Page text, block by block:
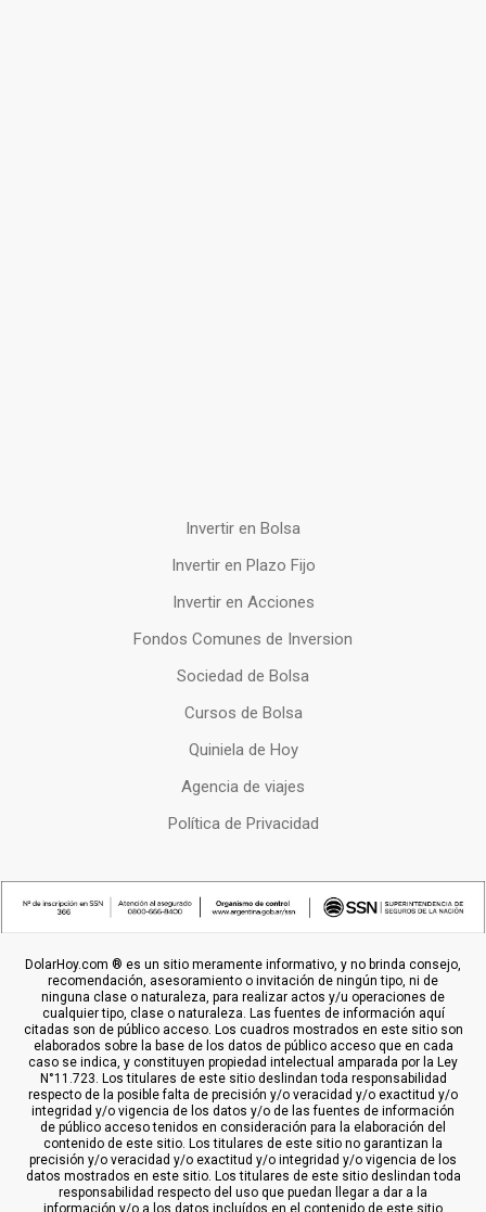
Invertir en Bolsa
Invertir en Plazo Fijo
Invertir en Acciones
Fondos Comunes de Inversion
Sociedad de Bolsa
Cursos de Bolsa
Quiniela de Hoy
Agencia de viajes
Política de Privacidad
DolarHoy.com ® es un sitio meramente informativo, y no brinda consejo,
recomendación, asesoramiento o invitación de ningún tipo, ni de
ninguna clase o naturaleza, para realizar actos y/u operaciones de
cualquier tipo, clase o naturaleza. Las fuentes de información aquí
citadas son de público acceso. Los cuadros mostrados en este sitio son
elaborados sobre la base de los datos de público acceso que en cada
caso se indica, y constituyen propiedad intelectual amparada por la Ley
N°11.723. Los titulares de este sitio deslindan toda responsabilidad
respecto de la posible falta de precisión y/o veracidad y/o exactitud y/o
integridad y/o vigencia de los datos y/o de las fuentes de información
de público acceso tenidos en consideración para la elaboración del
contenido de este sitio. Los titulares de este sitio no garantizan la
precisión y/o veracidad y/o exactitud y/o integridad y/o vigencia de los
datos mostrados en este sitio. Los titulares de este sitio deslindan toda
responsabilidad respecto del uso que puedan llegar a dar a la